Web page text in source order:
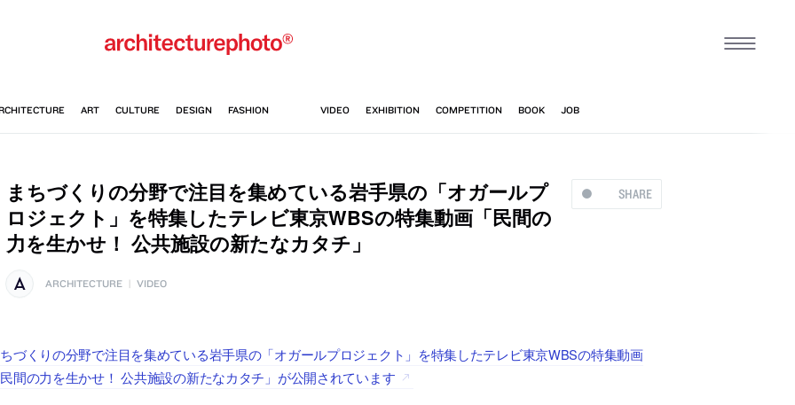
SHARE
まちづくりの分野で注目を集めている岩手県の「オガールプ
ロジェクト」を特集したテレビ東京WBSの特集動画「民間の
力を生かせ！ 公共施設の新たなカタチ」
ARCHITECTURE VIDEO
づくりの分野で注目を集めている岩手県の「オガールプロジェクト」を特集したテレビ東京WBSの特集動画
間の力を生かせ！ 公共施設の新たなカタチ」が公開されています